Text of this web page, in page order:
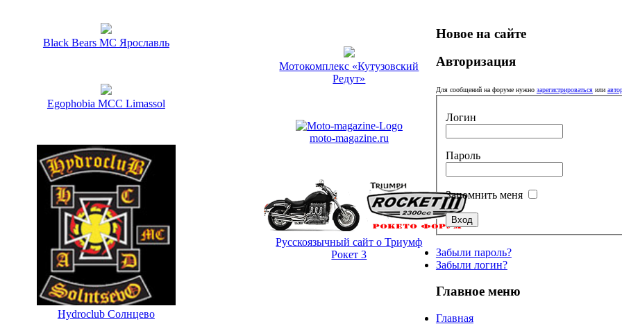
Black Bears MC Ярославль
Egophobia MCC Limassol
Hydroclub Солнцево
Мотокомплекс «Кутузовский
Редут»
moto-magazine.ru
Русскоязычный сайт о Триумф
Рокет 3
Новое на сайте
Авторизация
Для сообщений на форуме нужно зарегистрироватьсяили
Логин
Пароль
Запомнить меня
Забыли пароль?
Забыли логин?
Главное меню
Главная